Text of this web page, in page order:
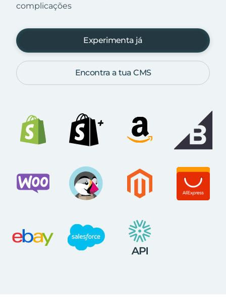
complicações
Experimenta já
Encontra a tua CMS